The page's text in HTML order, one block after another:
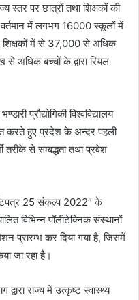
स्तर पर छात्रों तथा शिक्षकों की
वर्तमान में लगभग 16000 स्कूलों में
में से 37,000 से अधिक
अधिक बच्चों के द्वारा रियल
प्रौद्योगिकी विश्वविद्यालय
करते हुए प्रदेश के अन्दर पहली
तरीके से सम्बद्धता तथा प्रवेश
25 संकल्प 2022” के
विभिन्न पॉलीटेक्निक संस्थानों
प्रारम्भ कर दिया गया है, जिसमें
जा रहा है।
द्वारा राज्य में उत्कृष्ट स्वास्थ्य